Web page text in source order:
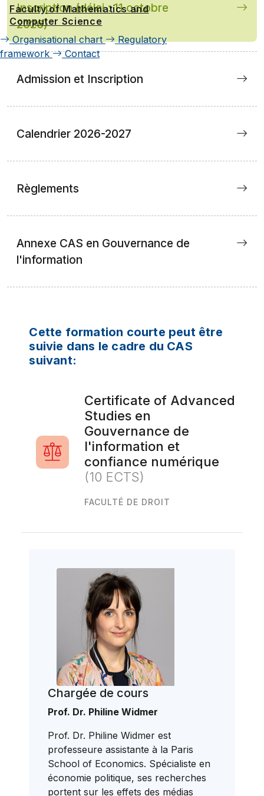
Faculty of Mathematics and
Computer Science
Organisational chart
Regulatory
framework
Contact
Inscription (délai : 11 octobre
2026)
Admission et Inscription
Calendrier 2026-2027
Règlements
Annexe CAS en Gouvernance de
l'information
Cette formation courte peut être
suivie dans le cadre du CAS
suivant:
Certificate of Advanced
Studies en
Gouvernance de
l'information et
confiance numérique
(10 ECTS)
FACULTÉ DE DROIT
Chargée de cours
Prof. Dr. Philine Widmer
Prof. Dr. Philine Widmer est
professeure assistante à la Paris
School of Economics. Spécialiste en
économie politique, ses recherches
portent sur les effets des médias